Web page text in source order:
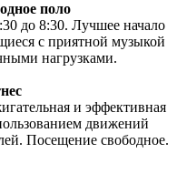
поло
до 8:30. Лучшее начало
с приятной музыкой
нагрузками.
и эффективная
движений
Посещение свободное.